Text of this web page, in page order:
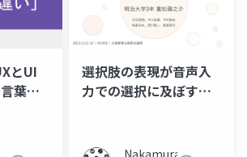
とUI
葉で
選択肢の表現が音声入
力での選択に及ぼす影
Nakamura